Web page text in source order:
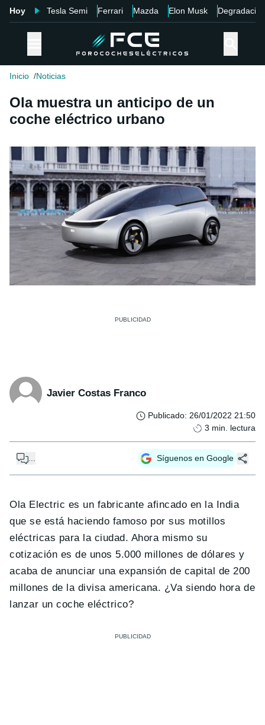
Hoy Tesla Semi Ferrari Mazda Elon Musk Degradación
Inicio Noticias
Ola muestra un anticipo de un
coche eléctrico urbano
Javier Costas Franco
Publicado: 26/01/2022 21:50
3 min. lectura
... Síguenos en Google
Ola Electric es un fabricante afincado en la India
que se está haciendo famoso por sus motillos
eléctricas para la ciudad. Ahora mismo su
cotización es de unos 5.000 millones de dólares y
acaba de anunciar una expansión de capital de 200
millones de la divisa americana. ¿Va siendo hora de
lanzar un coche eléctrico?